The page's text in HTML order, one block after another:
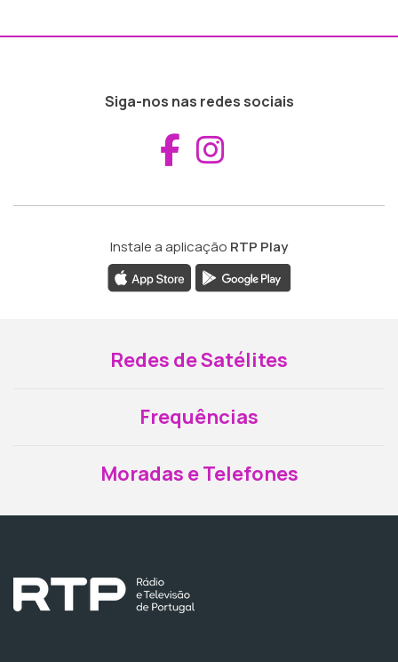
Siga-nos nas redes sociais
Aceder ao
Instale a aplicação RTP Play
Redes de Satélites
Frequências
Moradas e Telefones